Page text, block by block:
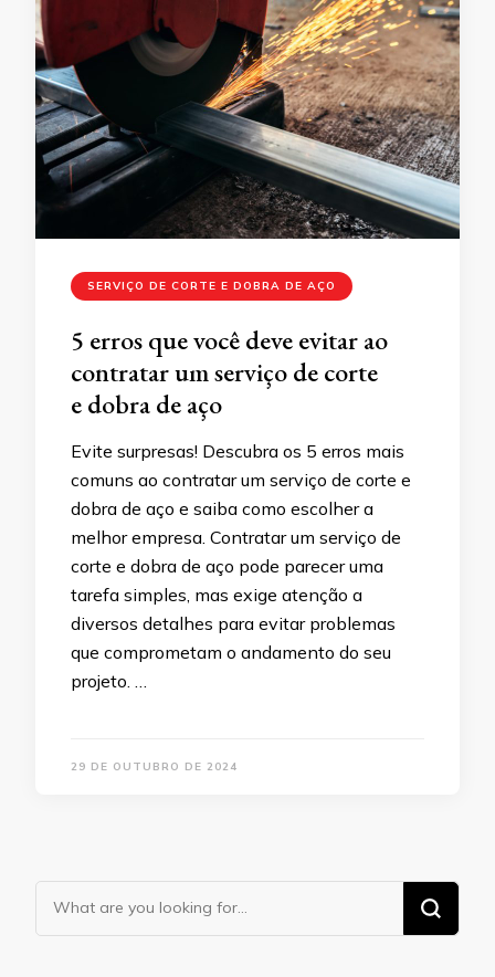
SERVIÇO DE CORTE E DOBRA DE AÇO
5 erros que você deve evitar ao
contratar um serviço de corte
e dobra de aço
Evite surpresas! Descubra os 5 erros mais
comuns ao contratar um serviço de corte e
dobra de aço e saiba como escolher a
melhor empresa. Contratar um serviço de
corte e dobra de aço pode parecer uma
tarefa simples, mas exige atenção a
diversos detalhes para evitar problemas
que comprometam o andamento do seu
projeto. …
29 DE OUTUBRO DE 2024
Looking
for